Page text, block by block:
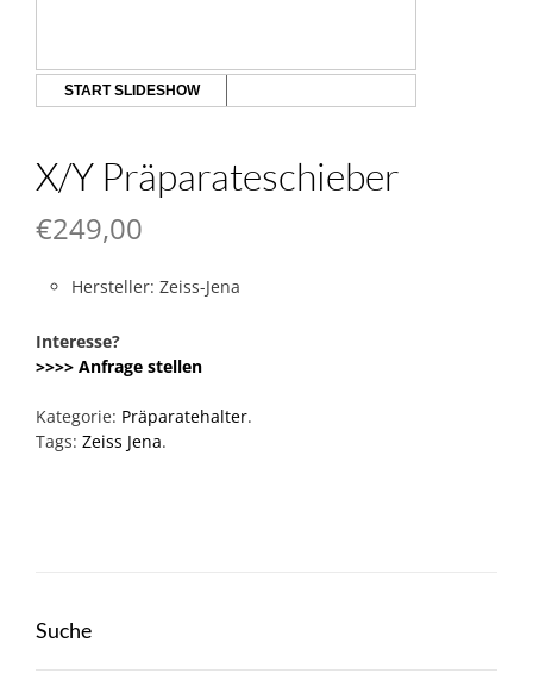
START SLIDESHOW
X/Y Präparateschieber
€249,00
Hersteller: Zeiss-Jena
Interesse?
>>>> Anfrage stellen
Kategorie: Präparatehalter.
Tags: Zeiss Jena.
Suche